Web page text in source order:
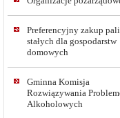
Preferencyjny zakup
stałych dla gospodarstw
domowych
Gminna Komisja
Rozwiązywania
Alkoholowych